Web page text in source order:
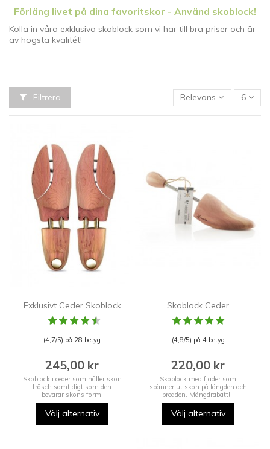
Förläng livet på dina favoritskor - Använd skoblock!
Kolla in våra exklusiva skoblock som vi har till bra priser och är
av högsta kvalitét!
.
Filtrera Relevans 6
Exklusivt Ceder Skoblock
(4,7/5) på 28 betyg
245,00 kr
Skoblock i ceder som håller skon
fräsch samtidigt som den
bevarar skons form.
Välj alternativ
Skoblock Ceder
(4,8/5) på 4 betyg
220,00 kr
Skoblock med fjäder som
spänner ut skon på längden och
bredden. Mängdrabatt!
Välj alternativ